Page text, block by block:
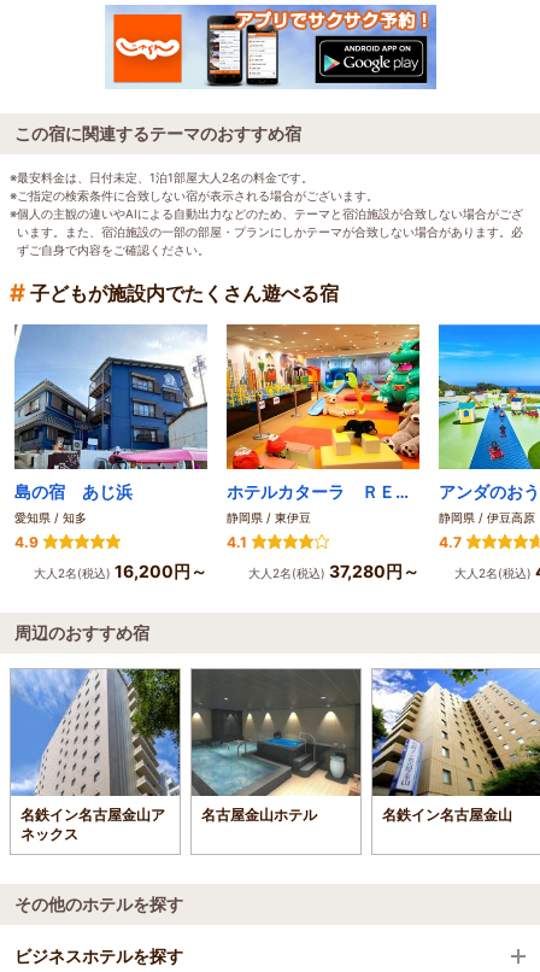
この宿に関連するテーマのおすすめ宿
※最安料金は、日付未定、1泊1部屋大人2名の料金です。
※ご指定の検索条件に合致しない宿が表示される場合がございます。
※個人の主観の違いやAIによる自動出力などのため、テーマと宿泊施設が合致しない場合がござ
います。また、宿泊施設の一部の部屋・プランにしかテーマが合致しない場合があります。必
ずご自身で内容をご確認ください。
# 子どもが施設内でたくさん遊べる宿
島の宿 あじ浜
愛知県 / 知多
4.9
大人2名(税込) 16,200円～
ホテルカターラ ＲＥＳＯＲＴ＆ＳＰＡ
静岡県 / 東伊豆
4.1
大人2名(税込) 37,280円～
静岡県 / 伊豆高原
4.7
大人2名(税込)
周辺のおすすめ宿
名鉄イン名古屋金山ア
ネックス
名古屋金山ホテル 名鉄イン名古屋金山
その他のホテルを探す
ビジネスホテルを探す